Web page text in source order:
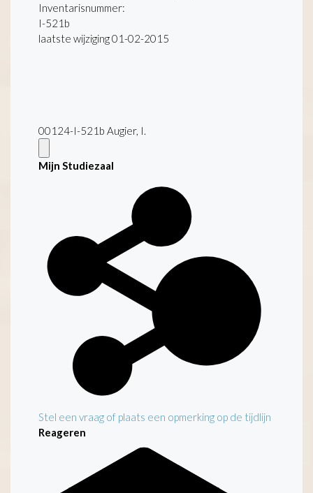
Inventarisnummer:
I-521b
laatste wijziging 01-02-2015
00124-I-521b Augier, I.
Mijn Studiezaal
Stel een vraag of plaats een opmerking op de tijdlijn
Reageren